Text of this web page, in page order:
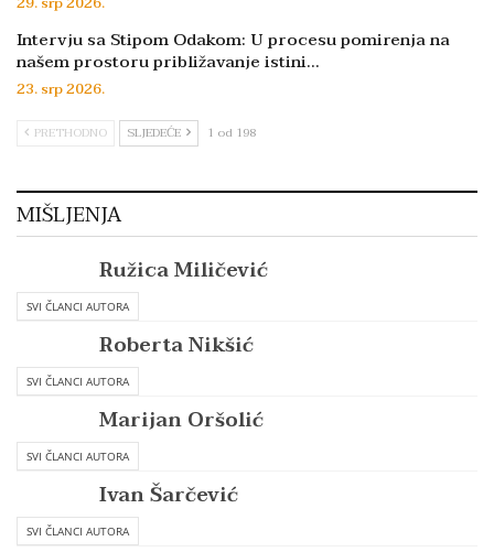
Intervju sa Stipom Odakom: U procesu pomirenja na
našem prostoru približavanje istini…
23. srp 2026.
PRETHODNO SLJEDEĆE 1 od 198
MIŠLJENJA
Ružica Miličević
SVI ČLANCI AUTORA
Roberta Nikšić
SVI ČLANCI AUTORA
Marijan Oršolić
SVI ČLANCI AUTORA
Ivan Šarčević
SVI ČLANCI AUTORA